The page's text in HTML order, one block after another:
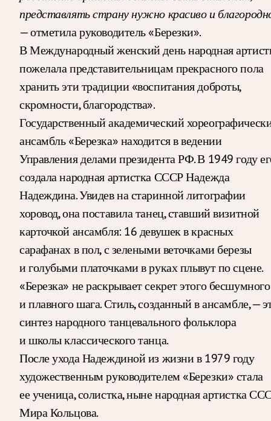
представлять страну нужно красиво и
— отметила руководитель «Березки».
В Международный женский день народная
пожелала представительницам прекрасного пола
хранить эти традиции «воспитания доброты,
скромности, благородства».
Государственный академический
ансамбль «Березка» находится в ведении
Управления делами президента РФ. В 1949 году
создала народная артистка СССР Надежда
Надеждина. Увидев на старинной литографии
хоровод, она поставила танец, ставший визитной
карточкой ансамбля: 16 девушек в красных
сарафанах в пол, с зелеными веточками березы
и голубыми платочками в руках плывут по сцене.
«Березка» не раскрывает секрет этого бесшумного
и плавного шага. Стиль, созданный в ансамбле, —
синтез народного танцевального фольклора
и школы классического танца.
После ухода Надеждиной из жизни в 1979 году
художественным руководителем «Березки» стала
ее ученица, солистка, ныне народная артистка
Мира Кольцова.